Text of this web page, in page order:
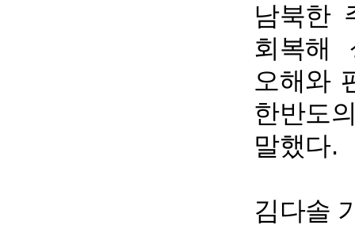
남북한
회복해
오해와
한반도
말했다.
김다솔